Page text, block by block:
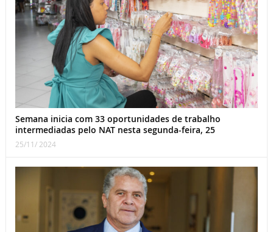
Semana inicia com 33 oportunidades de trabalho
intermediadas pelo NAT nesta segunda-feira, 25
25/11/ 2024